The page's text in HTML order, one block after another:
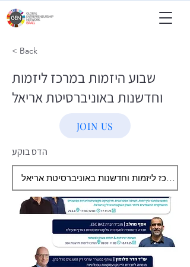
< Back
שבוע היזמות במרכז ליזמות
וחדשנות באוניברסיטת אריאל
JOIN US
הדס בוקע